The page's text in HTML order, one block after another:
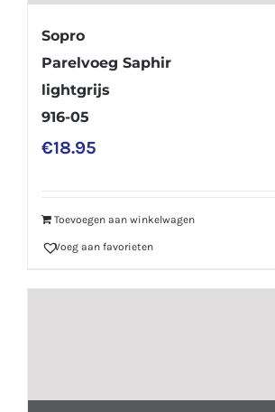
Sopro
Parelvoeg Saphir
lightgrijs
916-05
€18.95
Toevoegen aan winkelwagen
Voeg aan favorieten